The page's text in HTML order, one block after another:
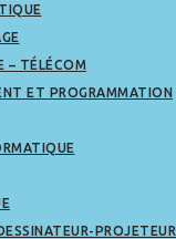
– TÉLÉCOM
ET PROGRAMMATION
PROJETEUR